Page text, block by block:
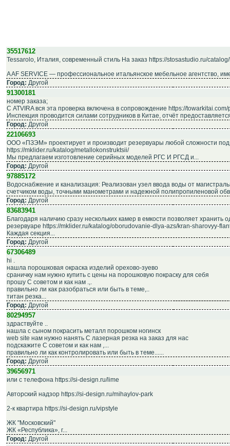
35517612
Tessarolo, Италия, современный стиль На заказ https://stosastudio.ru/
A AF SERVICE — профессиональное итальянское мебельное агентство,
Город: Другой
91300181
номер заказа;
С ATVIRA вся эта проверка включена в сопровождение https://
Инспекция проводится силами сотрудников в Китае, отчёт
Город: Другой
22106693
ООО «ПЗЭМ» проектирует и производит резервуары любой сложности под
https://mklider.ru/katalog/metallokonstruktsii/
Мы предлагаем изготовление серийных моделей РГС И РГСД и...
Город: Другой
97885172
Водоснабжение и канализация: Реализован узел ввода воды от
счетчиком воды, точными манометрами и надежной полипропиленовой
Город: Другой
83683941
Благодаря наличию сразу нескольких камер в емкости позволяет хранить
резервуаре https://mklider.ru/katalog/oborudovanie-dlya-azs/kran-sharovyy-
Каждая секция...
Город: Другой
67306489
hi .
нашла порошковая окраска изделий орехово-зуево
сраничку нам нужно купить с цены на порошковую покраску для себя
прошу C советом и как нам .,.
правильно ли как разобраться или быть в теме,..
титан резка...
Город: Другой
80294957
здраствуйте ..
нашла с сыном покрасить металл порошком ногинск
web site нам нужно нанять C лазерная резка на заказ для нас
подскажите C советом и как нам ,...
правильно ли как контролировать или быть в теме......
Город: Другой
39656971
или с телефона https://si-design.ru/lime
Авторский надзор https://si-design.ru/mihaylov-park
2-к квартира https://si-design.ru/vipstyle
ЖК "Московский"
ЖК «Республика», г...
Город: Другой